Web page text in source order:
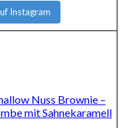
Instagram
Nuss Brownie –
mit Sahnekaramell